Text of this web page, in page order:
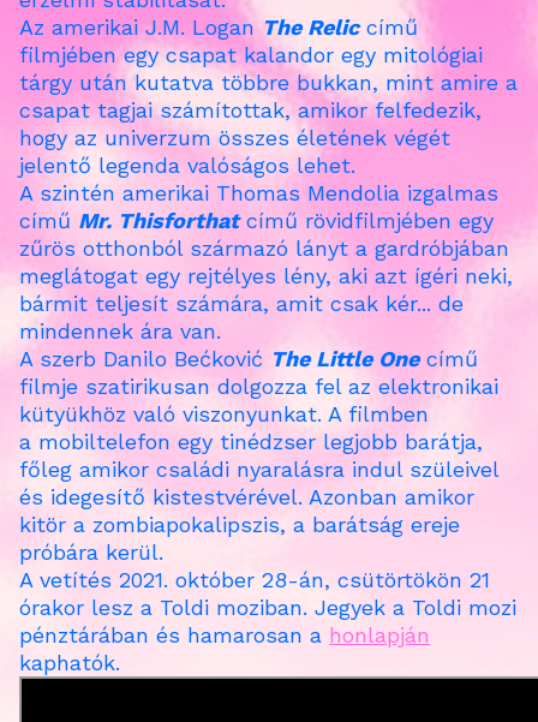
Az amerikai J.M. LoganThe Reliccímű
filmjében egy csapat kalandor egy mitológiai
tárgy után kutatva többre bukkan, mint amire a
csapat tagjai számítottak, amikor felfedezik,
hogy az univerzum összes életének végét
jelentő legenda valóságos lehet.
A szintén amerikai Thomas Mendolia izgalmas
című Mr. Thisforthatcímű rövidfilmjében egy
zűrös otthonból származó lányt a gardróbjában
meglátogat egy rejtélyes lény, aki azt ígéri neki,
bármit teljesít számára, amit csak kér... de
mindennek ára van.
A szerb Danilo Bećković The Little Onecímű
filmje szatirikusan dolgozza fel az elektronikai
kütyükhöz való viszonyunkat. A filmben
a mobiltelefon egy tinédzser legjobb barátja,
főleg amikor családi nyaralásra indul szüleivel
és idegesítő kistestvérével. Azonban amikor
kitör a zombiapokalipszis, a barátság ereje
próbára kerül.
A vetítés 2021. október 28-án, csütörtökön 21
órakor lesz a Toldi moziban. Jegyek a Toldi mozi
pénztárában és hamarosan a honlapján
kaphatók.